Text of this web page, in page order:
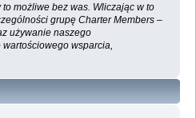
możliwe bez was. Wliczając w to
grupę Charter Members –
używanie naszego
wsparcia,